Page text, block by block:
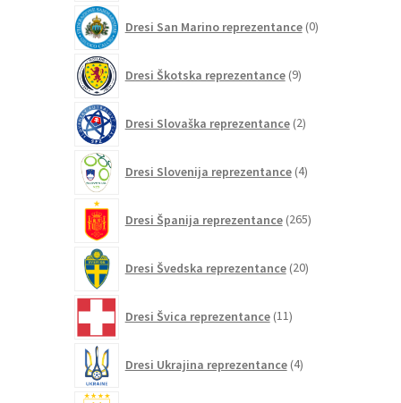
Dresi San Marino reprezentance 0izdelkov
Dresi Škotska reprezentance 9izdelkov
Dresi Slovaška reprezentance 2izdelka
Dresi Slovenija reprezentance 4izdelki
Dresi Španija reprezentance 265izdelkov
Dresi Švedska reprezentance 20izdelkov
Dresi Švica reprezentance 11izdelkov
Dresi Ukrajina reprezentance 4izdelki